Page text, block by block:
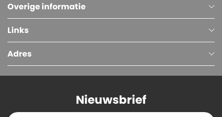
Overige informatie
Links
Adres
Nieuwsbrief